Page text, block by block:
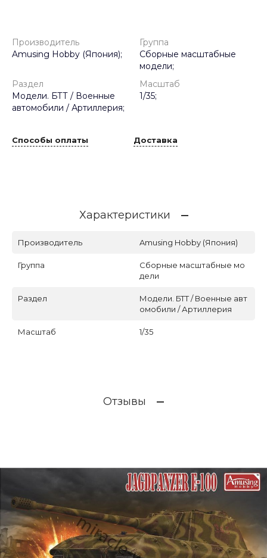
Производитель
Amusing Hobby (Япония);
Группа
Сборные масштабные
модели;
Раздел
Модели. БТТ / Военные
автомобили / Артиллерия;
Масштаб
1/35;
Способы оплаты Доставка
Характеристики
Производитель Amusing Hobby (Япония)
Группа
Сборные масштабные мо
дели
Раздел
Модели. БТТ / Военные авт
омобили / Артиллерия
Масштаб 1/35
Отзывы